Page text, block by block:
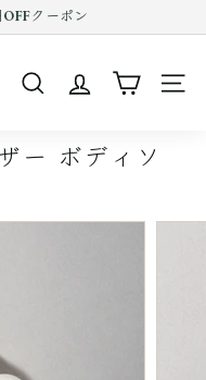
クーポン
SEARCH
ー ボディソ